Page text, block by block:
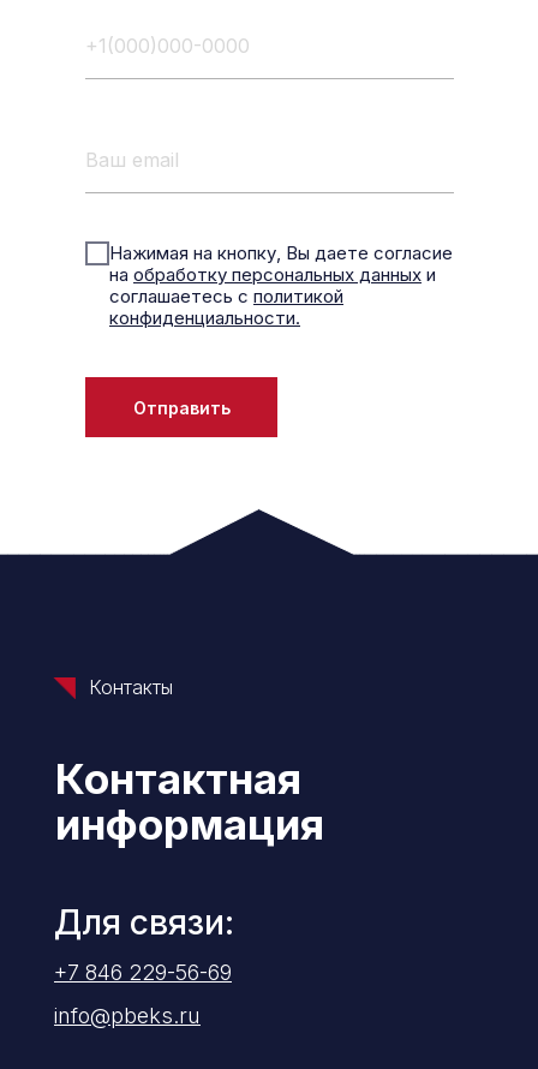
Нажимая на кнопку, Вы даете согласие
на обработку персональных данных и
соглашаетесь с политикой
конфиденциальности.
Отправить
Контактная
информация
info@pbeks.ru
+7 846 229-56-69
Для связи:
Контакты